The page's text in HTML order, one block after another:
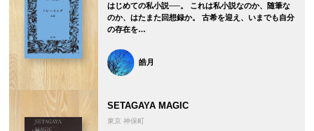
はじめての私小説──。 これは私小説なのか、随筆な
のか、はたまた回想録か。 古希を迎え、いまでも自分
の存在を…
皓月
SETAGAYA MAGIC
東京 神保町